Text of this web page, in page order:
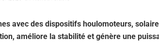
avec des dispositifs houlomoteurs,
améliore la stabilité et génère une